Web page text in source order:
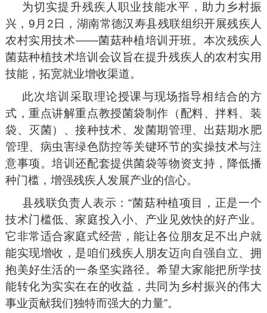
为切实提升残疾人职业技能水平，助力乡村振
兴，9月2日，湖南常德汉寿县残联组织开展残疾人
农村实用技术——菌菇种植培训开班。本次残疾人
菌菇种植技术培训会议旨在提升残疾人的农村实用
技能，拓宽就业增收渠道。
此次培训采取理论授课与现场指导相结合的方
式，重点讲解重点教授菌袋制作（配料、拌料、装
袋、灭菌）、接种技术、发菌期管理、出菇期水肥
管理、病虫害绿色防控等关键环节的实操技术与注
意事项。培训还配套提供菌袋等物资支持，降低播
种门槛，增强残疾人发展产业的信心。
县残联负责人表示：“菌菇种植项目，正是一个
技术门槛低、家庭投入小、产业见效快的好产业。
它非常适合家庭式经营，能让各位朋友足不出户就
能实现增收，是咱们残疾人朋友迈向自强自立、拥
抱美好生活的一条坚实路径。希望大家能把所学技
能转化为实实在在的收益，共同为乡村振兴的伟大
事业贡献我们独特而强大的力量”。